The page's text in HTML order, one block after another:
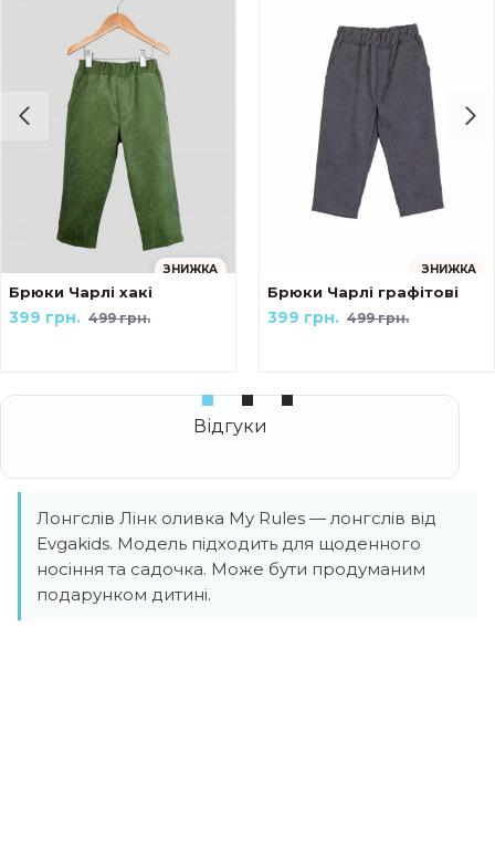
Українські мотиви The козак
ЗНИЖКА
Брюки Чарлі хакі
499 грн.
399 грн.
ЗНИЖКА
Брюки Чарлі графітові
499 грн.
399 грн.
Лонгслів Лінк оливка My Rules — лонгслів від
Evgakids. Модель підходить для щоденного
носіння та садочка. Може бути продуманим
подарунком дитині.